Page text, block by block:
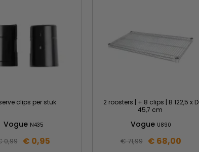
clips per stuk
Vogue N435
0,99
€ 0,95
2 roosters | + 8 clips | B 122,5 x D
45,7 cm
Vogue U890
€ 71,99 € 68,00